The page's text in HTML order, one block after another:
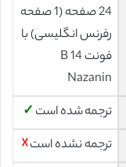
24 صفحه (1 صفحه
رفرنس انگلیسی) با
فونت 14 B
Nazanin
ترجمه شده است ✓
ترجمه نشده است☓